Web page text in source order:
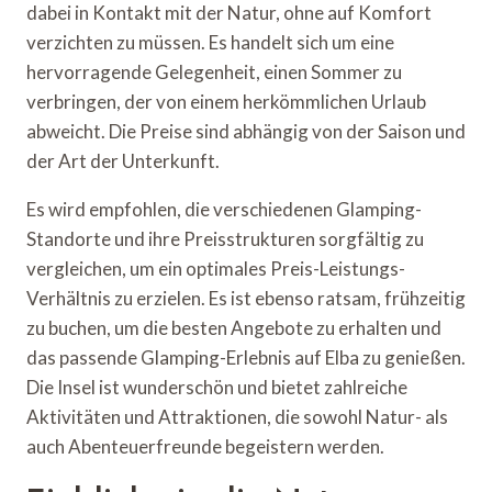
dabei in Kontakt mit der Natur, ohne auf Komfort
verzichten zu müssen. Es handelt sich um eine
hervorragende Gelegenheit, einen Sommer zu
verbringen, der von einem herkömmlichen Urlaub
abweicht. Die Preise sind abhängig von der Saison und
der Art der Unterkunft.
Es wird empfohlen, die verschiedenen Glamping-
Standorte und ihre Preisstrukturen sorgfältig zu
vergleichen, um ein optimales Preis-Leistungs-
Verhältnis zu erzielen. Es ist ebenso ratsam, frühzeitig
zu buchen, um die besten Angebote zu erhalten und
das passende Glamping-Erlebnis auf Elba zu genießen.
Die Insel ist wunderschön und bietet zahlreiche
Aktivitäten und Attraktionen, die sowohl Natur- als
auch Abenteuerfreunde begeistern werden.